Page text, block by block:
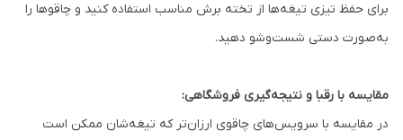
برای حفظ تیزی تیغه‌ها از تخته برش مناسب استفاده کنید و چاقوها را
به‌صورت دستی شست‌وشو دهید.
مقایسه با رقبا و نتیجه‌گیری فروشگاهی:
در مقایسه با سرویس‌های چاقوی ارزان‌تر که تیغه‌شان ممکن است